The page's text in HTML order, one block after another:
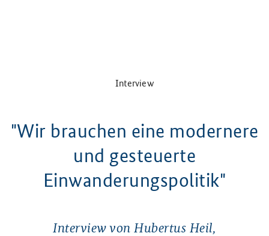
Interview
"Wir brauchen eine modernere
und gesteuerte
Einwanderungspolitik"
Interview von Hubertus Heil,